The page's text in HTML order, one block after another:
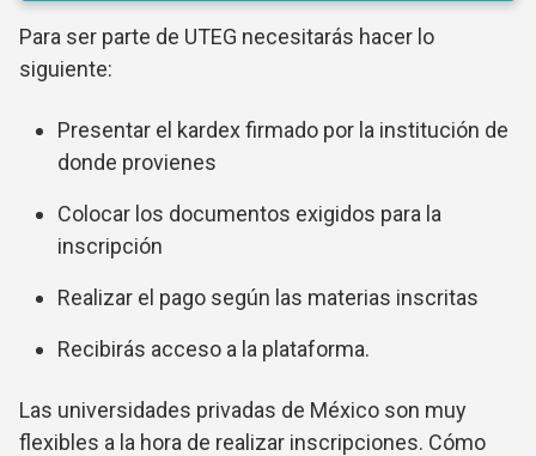
Para ser parte de UTEG necesitarás hacer lo
siguiente:
Presentar el kardex firmado por la institución de
donde provienes
Colocar los documentos exigidos para la
inscripción
Realizar el pago según las materias inscritas
Recibirás acceso a la plataforma.
Las universidades privadas de México son muy
flexibles a la hora de realizar inscripciones. Cómo